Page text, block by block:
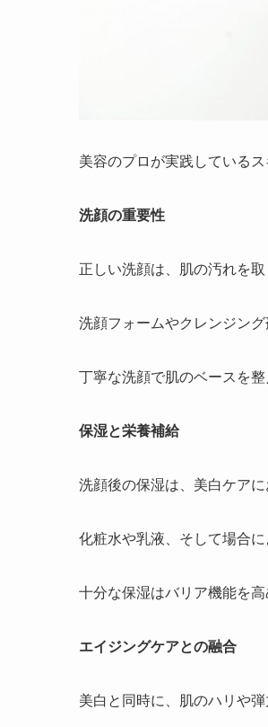
美容のプロが実践している
洗顔の重要性
正しい洗顔は、肌の汚れを
洗顔フォームやクレンジン
丁寧な洗顔で肌のベースを
保湿と栄養補給
洗顔後の保湿は、美白ケア
化粧水や乳液、そして場合
十分な保湿はバリア機能を
エイジングケアとの融合
美白と同時に、肌のハリや